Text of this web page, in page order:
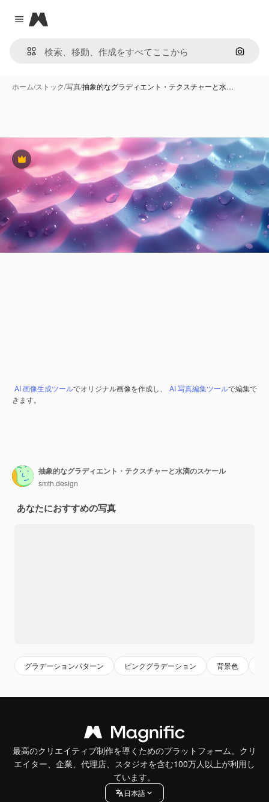
Close menu
Magnific
画像で
ホーム/ストック/写真/抽象的なグラディエント・テクスチャーと水…
Premium
AI 画像生成ツールでオリジナル画像を作成し、 AI 写真編集ツールで編集で
きます。
抽象的なグラディエント・テクスチャーと水滴のスケール
smth.design
あなたにおすすめの写真
グラデーションパターン ピンクグラデーション 背景色
最高のクリエイティブ制作を導くためのプラットフォーム。クリ
エイター、企業、代理店、スタジオを含む100万人以上が利用し
ています。
日本語